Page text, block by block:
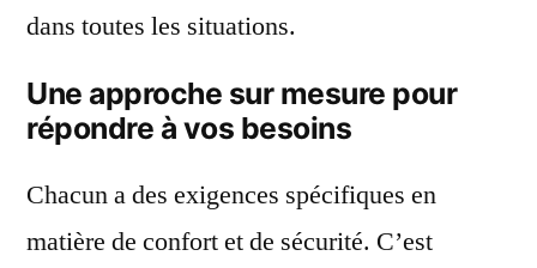
dans toutes les situations.
Une approche sur mesure pour
répondre à vos besoins
Chacun a des exigences spécifiques en
matière de confort et de sécurité. C’est